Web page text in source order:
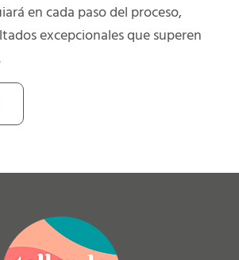
en cada paso del proceso,
excepcionales que superen